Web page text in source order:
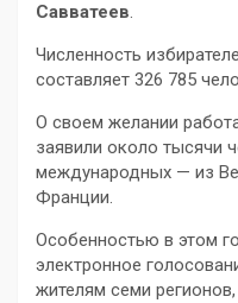
Савватеев.
Численность
составляет 326 785
О своем желании
заявили около тысячи
международных — из
Франции.
Особенностью в этом
электронное
жителям семи